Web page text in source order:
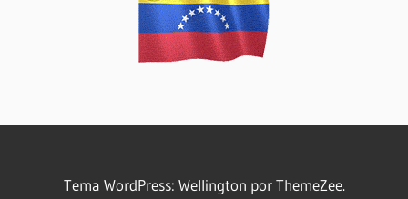
Tema WordPress: Wellington por ThemeZee.